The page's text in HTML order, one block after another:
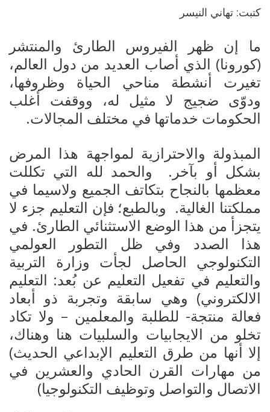
كتبت: تهاني النيسر
ما إن ظهر الفيروس الطارئ والمنتشر
(كورونا) الذي أصاب العديد من دول العالم،
تغيرت أنشطة مناحي الحياة وظروفها،
ودوّى ضجيج لا مثيل له، ووقفت أغلب
الحكومات خدماتها في مختلف المجالات.
المبذولة والاحترازية لمواجهة هذا المرض
بشكل أو بآخر.
والحمد لله التي تكللت
معظمها بالنجاح بتكاتف الجميع ولاسيما في
مملكتنا الغالية. وبالطبع؛ فإن التعليم جزء لا
يتجزأ من هذا الوضع الاستثنائي الطارئ. في
هذا الصدد وفي ظل التطور العولمي
التكنولوجي الحاصل لجأت وزارة التربية
والتعليم في تفعيل التعليم عن بُعد: التعليم
الالكتروني) وهي سابقة وتجربة ذو أبعاد
فعالة منتجة- للطلبة والمعلمين – ولا تكاد
تخلو من الايجابيات والسلبيات هنا وهناك،
إلا أنها من طرق التعليم الإبداعي الحديث)
من مهارات القرن الحادي والعشرين في
الاتصال والتواصل وتوظيف التكنولوجيا)